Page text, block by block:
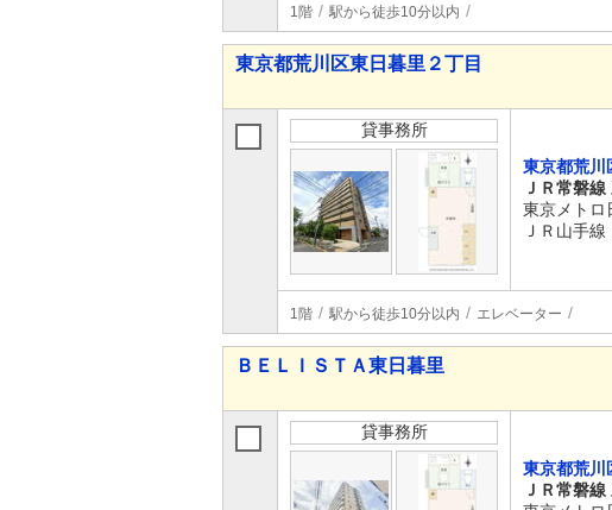
1階 駅から徒歩10分以内
東京都荒川区東日暮里２丁目
貸事務所
東京都荒川
ＪＲ常磐
東京メトロ
ＪＲ山手
1階 駅から徒歩10分以内 エレベーター
ＢＥＬＩＳＴＡ東日暮里
貸事務所
東京都荒川
ＪＲ常磐